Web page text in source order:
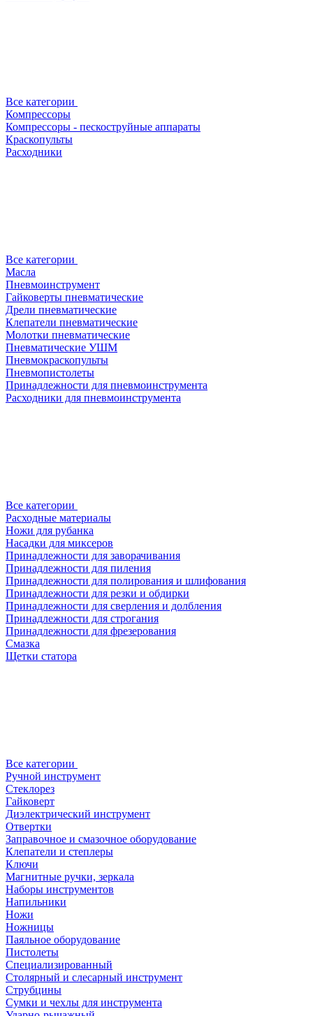
Все категории
Компрессоры
Компрессоры - пескоструйные аппараты
Краскопульты
Расходники
Все категории
Масла
Пневмоинструмент
Гайковерты пневматические
Дрели пневматические
Клепатели пневматические
Молотки пневматические
Пневматические УШМ
Пневмокраскопульты
Пневмопистолеты
Принадлежности для пневмоинструмента
Расходники для пневмоинструмента
Все категории
Расходные материалы
Ножи для рубанка
Насадки для миксеров
Принадлежности для заворачивания
Принадлежности для пиления
Принадлежности для полирования и шлифования
Принадлежности для резки и обдирки
Принадлежности для сверления и долбления
Принадлежности для строгания
Принадлежности для фрезерования
Смазка
Щетки статора
Все категории
Ручной инструмент
Стеклорез
Гайковерт
Диэлектрический инструмент
Отвертки
Заправочное и смазочное оборудование
Клепатели и степлеры
Ключи
Магнитные ручки, зеркала
Наборы инструментов
Напильники
Ножи
Ножницы
Паяльное оборудование
Пистолеты
Специализированный
Столярный и слесарный инструмент
Струбцины
Сумки и чехлы для инструмента